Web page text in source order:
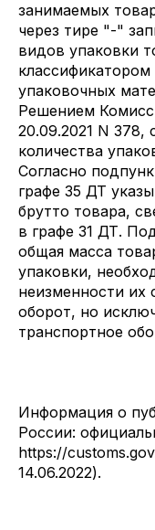
занимаемых
через тире "-"
видов упаковки
упаковочных
Решением
20.09.2021 N 378,
количества
Согласно
графе 35 ДТ
брутто товара,
в графе 31 ДТ.
общая масса
упаковки,
неизменности их
оборот, но
транспортное
Информация о
России:
https://
14.06.2022).